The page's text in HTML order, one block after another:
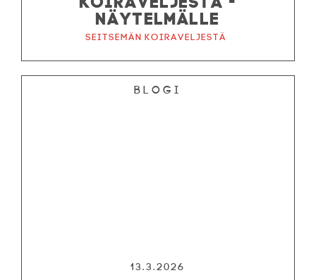
NÄYTELMÄLLE
Seitsemän koiraveljestä
Blogi
13.3.2026